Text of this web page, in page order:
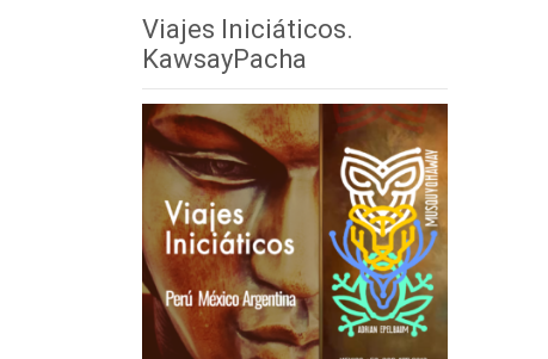
Viajes Iniciáticos.
KawsayPacha